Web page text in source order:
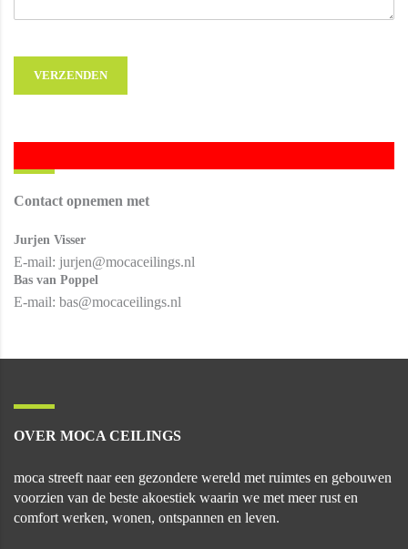
VERZENDEN
Contact opnemen met
Jurjen Visser
E-mail: jurjen@mocaceilings.nl
Bas van Poppel
E-mail: bas@mocaceilings.nl
OVER MOCA CEILINGS
moca streeft naar een gezondere wereld met ruimtes en gebouwen
voorzien van de beste akoestiek waarin we met meer rust en
comfort werken, wonen, ontspannen en leven.